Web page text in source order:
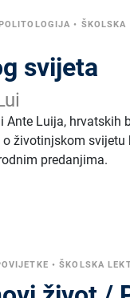
POLITOLOGIJA • ŠKOLSKA
svijeta
Luija, hrvatskih
životinjskom svijetu
predanjima.
•ŠKOLSKA